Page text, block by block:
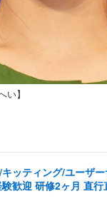
】
ッティング/ユーザ
歓迎 研修2ヶ月 直行